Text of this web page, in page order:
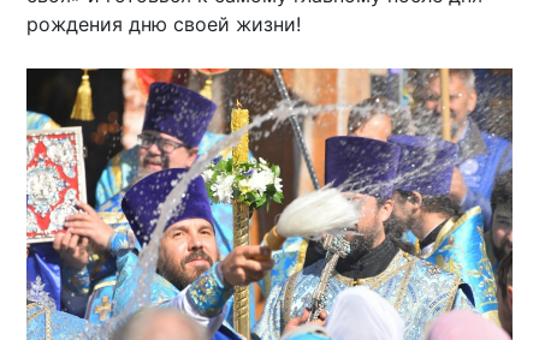
рождения дню своей жизни!